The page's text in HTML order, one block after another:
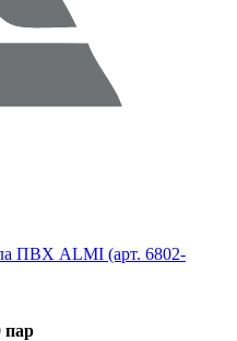
ПВХ ALMI (арт. 6802-
пар